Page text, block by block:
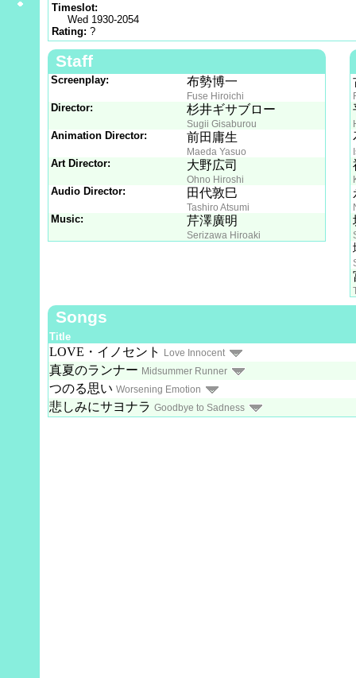
Timeslot:
Wed 1930-2054
Rating: ?
Staff
Screenplay: 布勢博一
Fuse Hiroichi
Director: 杉井ギサブロー
Sugii Gisaburou
Animation Director: 前田庸生
Maeda Yasuo
Art Director: 大野広司
Ohno Hiroshi
Audio Director: 田代敦巳
Tashiro Atsumi
Music: 芹澤廣明
Serizawa Hiroaki
Songs
Title
LOVE・イノセント Love Innocent
真夏のランナー Midsummer Runner
つのる思い Worsening Emotion
悲しみにサヨナラ Goodbye to Sadness